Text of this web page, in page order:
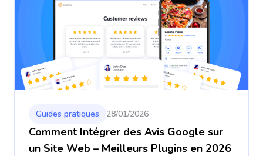
Guides pratiques 28/01/2026
Comment Intégrer des Avis Google sur
un Site Web – Meilleurs Plugins en 2026